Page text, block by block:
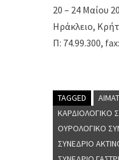
20 – 24 Μαίου
Ηράκλειο,
Π: 74.99.300,
TAGGED
ΚΑΡΔΙΟΛΟΓΙΚΌ
ΟΥΡΟΛΟΓΙΚΌ
ΣΥΝΈΔΡΙΟ